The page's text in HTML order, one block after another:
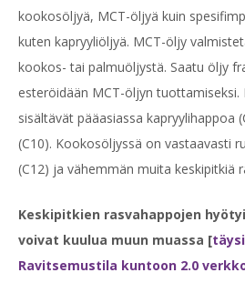
kookosöljyä, MCT-öljyä kuin
kuten kapryyliöljyä. MCT-öljy
kookos- tai palmuöljystä. Saatu öljy
esteröidään MCT-öljyn
sisältävät pääasiassa kapryylihappoa
(C10). Kookosöljyssä on vastaavasti
(C12) ja vähemmän muita keskipitkiä
Keskipitkien rasvahappojen
voivat kuulua muun muassa [
Ravitsemustila kuntoon 2.0